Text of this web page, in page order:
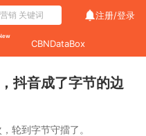
注册/登录
CBNDataBox
抖音成了字节的边
轮到字节守擂了。